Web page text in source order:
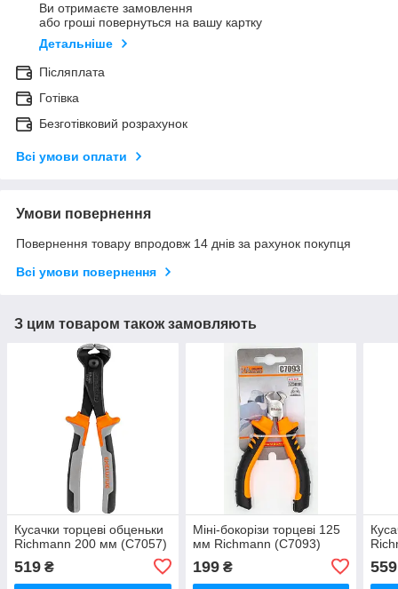
Ви отримаєте замовлення
або гроші повернуться на вашу картку
Детальніше
Післяплата
Готівка
Безготівковий розрахунок
Всі умови оплати
Умови повернення
Повернення товару впродовж 14 днів за рахунок покупця
Всі умови повернення
З цим товаром також замовляють
Кусачки торцеві обценьки
Richmann 200 мм (C7057)
519 ₴
Міні-бокорізи торцеві 125
мм Richmann (C7093)
199₴ 559